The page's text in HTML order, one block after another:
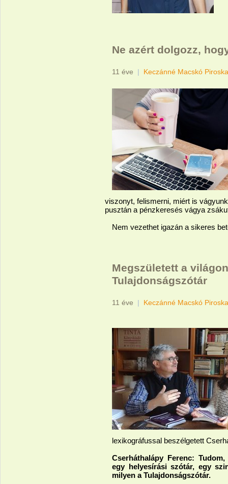
Ne azért dolgozz,
11 éve | Keczánné Macskó Piroska
viszonyt, felismerni, miért is
pusztán a pénzkeresés vágya
Nem vezethet igazán a sikeres
Megszületett a
Tulajdonságszótár
11 éve | Keczánné Macskó Piroska
lexikográfussal beszélgetett
Cserháthalápy Ferenc:
egy helyesírási szótár, egy
milyen a Tulajdonságszótár.